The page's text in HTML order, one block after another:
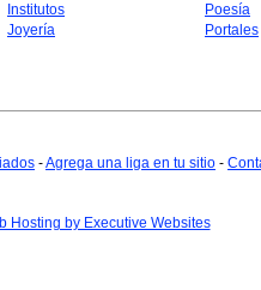
Institutos
Joyería
Poesía
Portales
-Agrega una liga en tu sitio -
Hosting by Executive Websites